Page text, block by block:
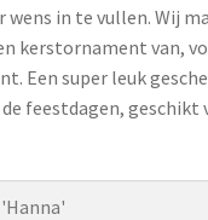
wens in te vullen. Wij
kerstornament van,
Een super leuk
feestdagen, geschikt